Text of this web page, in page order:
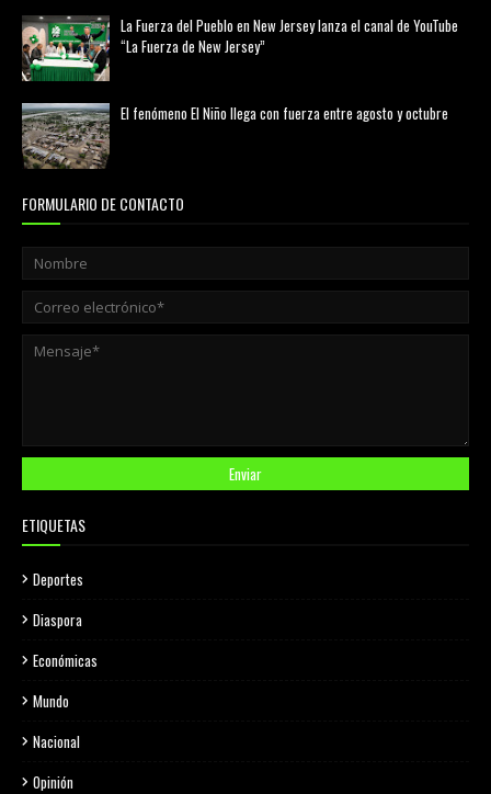
La Fuerza del Pueblo en New Jersey lanza el canal de YouTube
“La Fuerza de New Jersey”
El fenómeno El Niño llega con fuerza entre agosto y octubre
FORMULARIO DE CONTACTO
ETIQUETAS
Deportes
Diaspora
Económicas
Mundo
Nacional
Opinión